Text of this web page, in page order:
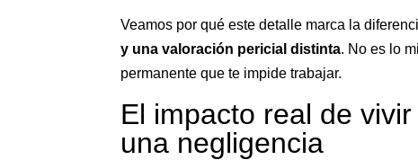
Veamos por qué este detalle marca la
y una valoración pericial distinta. No es lo
permanente que te impide trabajar.
El impacto real de
una negligencia